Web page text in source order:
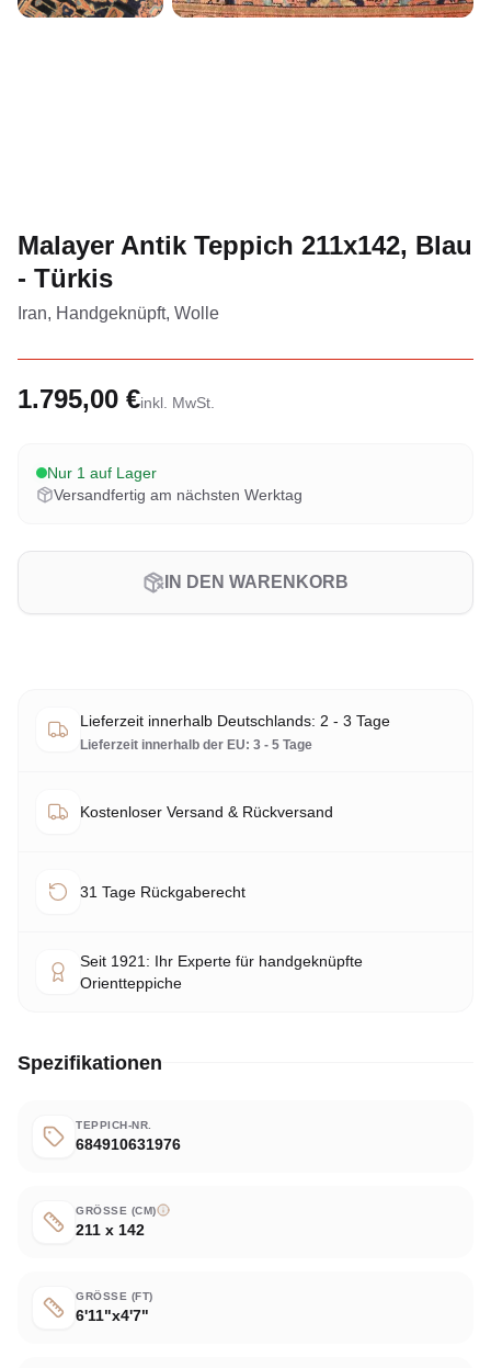
Malayer Antik Teppich 211x142, Blau
- Türkis
Iran, Handgeknüpft, Wolle
1.795,00 €inkl. MwSt.
Nur 1 auf Lager
Versandfertig am nächsten Werktag
IN DEN WARENKORB
Lieferzeit innerhalb Deutschlands: 2 - 3 Tage
Lieferzeit innerhalb der EU: 3 - 5 Tage
Kostenloser Versand & Rückversand
31 Tage Rückgaberecht
Seit 1921: Ihr Experte für handgeknüpfte
Orientteppiche
Spezifikationen
TEPPICH-NR.
684910631976
GRÖSSE (CM)
211 x 142
GRÖSSE (FT)
6'11"x4'7"